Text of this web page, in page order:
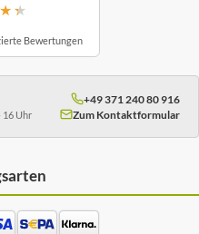
★ ★
Bewertungen
16 Uhr
+49 371 240 80 916
Zum Kontaktformular